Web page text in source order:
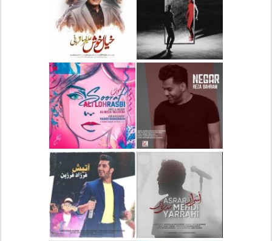
دانلود آلبوم جدید سیروان
خسروی بنام مونولوگ
دانلود آهنگ جدید علیرضا
قربانی بنام خیال خوش
دانلود آهنگ جدید رضا
بهرام بنام نگار
دانلود آهنگ جدید علی
لهراسبی بنام صورت